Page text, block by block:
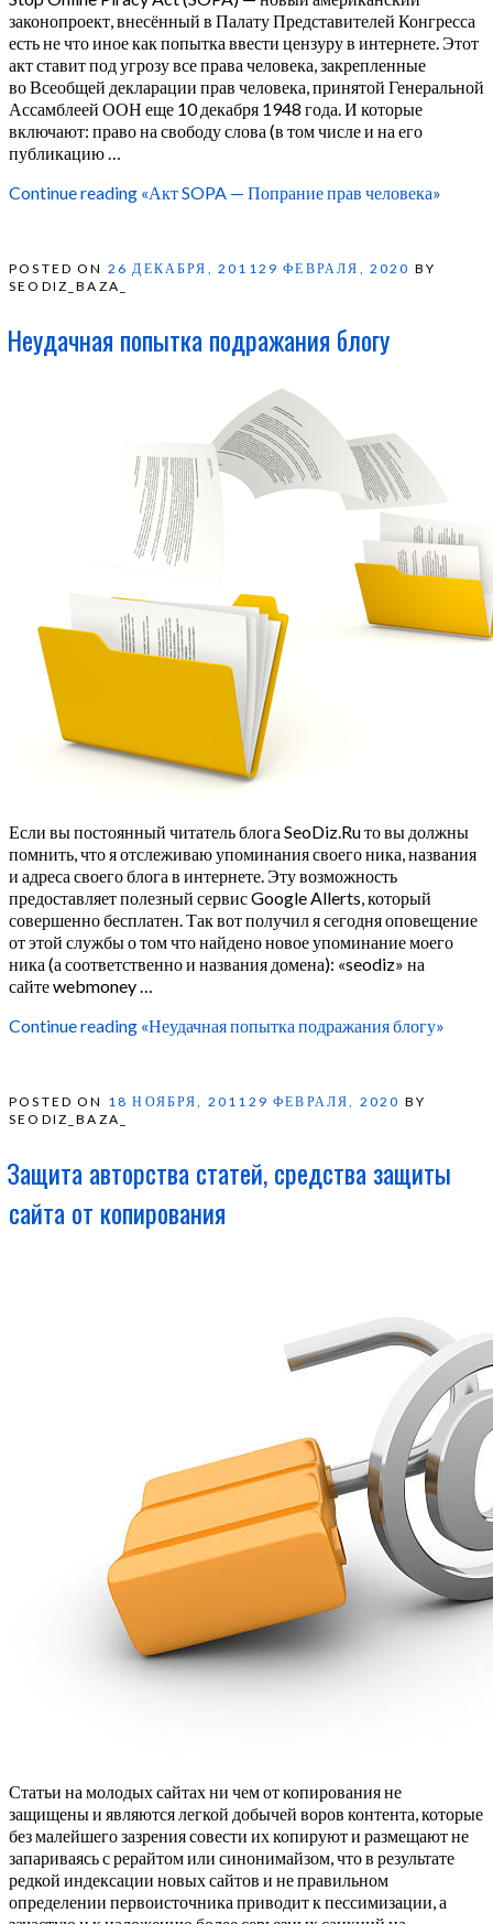
законопроект, внесённый в Палату Представителей Конгресса
есть не что иное как попытка ввести цензуру в интернете. Этот
акт ставит под угрозу все права человека, закрепленные
во Всеобщей декларации прав человека, принятой Генеральной
Ассамблеей ООН еще 10 декабря 1948 года. И которые
включают: право на свободу слова (в том числе и на его
публикацию …
Continue reading «Акт SOPA — Попрание прав человека»
POSTED ON 26 ДЕКАБРЯ, 201129 ФЕВРАЛЯ, 2020 BY
SEODIZ_BAZA_
Неудачная попытка подражания блогу
Если вы постоянный читатель блога SeoDiz.Ru то вы должны
помнить, что я отслеживаю упоминания своего ника, названия
и адреса своего блога в интернете. Эту возможность
предоставляет полезный сервис Google Allerts, который
совершенно бесплатен. Так вот получил я сегодня оповещение
от этой службы о том что найдено новое упоминание моего
ника (а соответственно и названия домена): «seodiz» на
сайте webmoney …
Continue reading «Неудачная попытка подражания блогу»
POSTED ON 18 НОЯБРЯ, 2011 29 ФЕВРАЛЯ, 2020 BY
SEODIZ_BAZA_
Защита авторства статей, средства защиты
сайта от копирования
Статьи на молодых сайтах ни чем от копирования не
защищены и являются легкой добычей воров контента, которые
без малейшего зазрения совести их копируют и размещают не
запариваясь с рерайтом или синонимайзом, что в результате
редкой индексации новых сайтов и не правильном
определении первоисточника приводит к пессимизации, а